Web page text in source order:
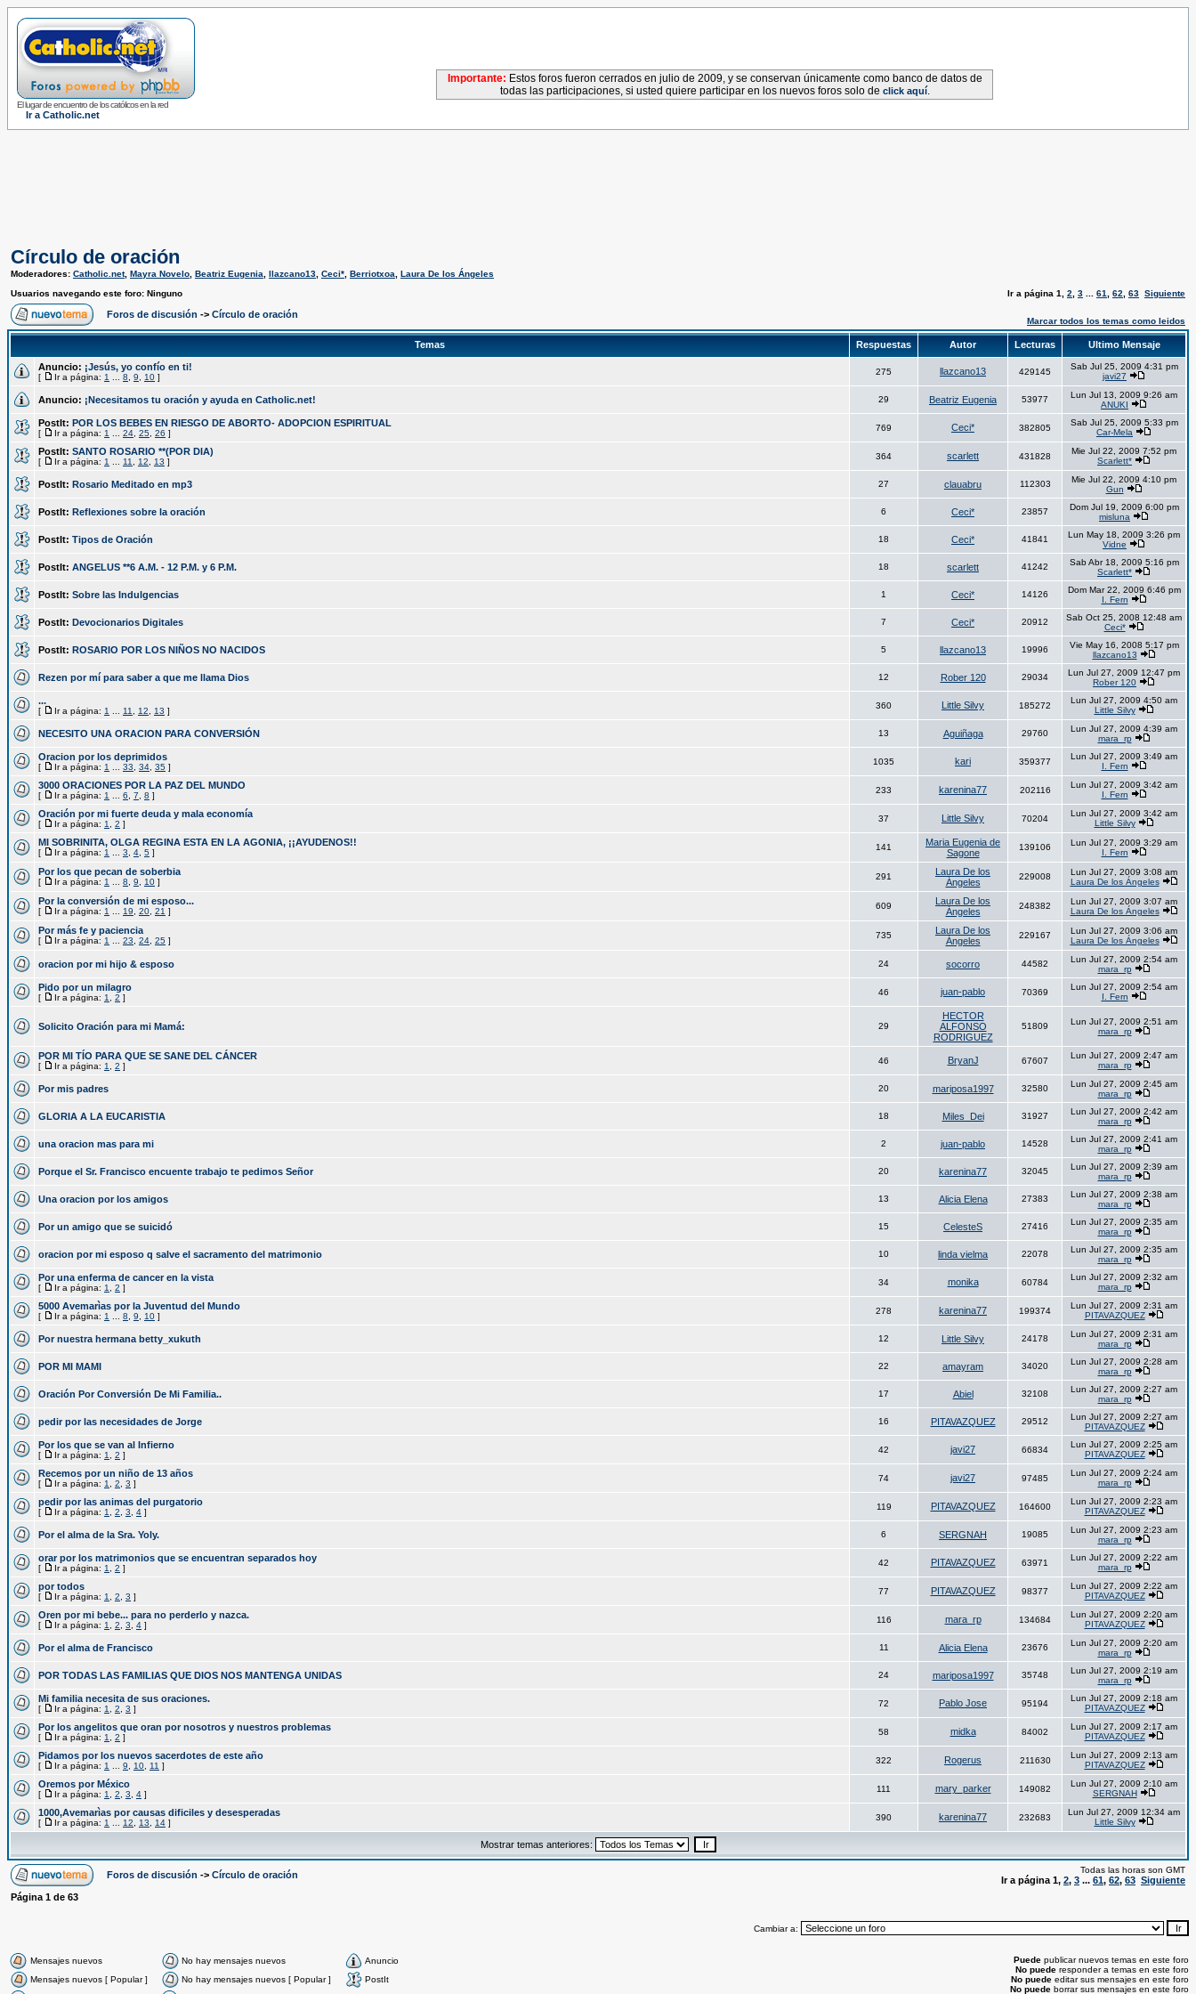
El lugar de encuentro de los católicos en la red
Ir a Catholic.net
Importante: Estos foros fueron cerrados en julio de 2009, y se conservan únicamente como banco de datos de
todas las participaciones, si usted quiere participar en los nuevos foros solo de click aquí.
Círculo de oración
Moderadores: Catholic.net, Mayra Novelo Beatriz Eugenia llazcano13 Ceci* Berriotxoa
Laura De los Ángeles
Usuarios navegando este foro: Ninguno
Ir a página 1 2 3 61 62 63 Siguiente
Foros de discusión -> Círculo de oración
Marcar todos los temas como leidos
Temas Respuestas Autor Lecturas Ultimo Mensaje
Anuncio: ¡Jesús, yo confío en ti!
[ Ir a página: 1 8 9 10 ]
275 llazcano13 429145
Sab Jul 25, 2009 4:31 pm
javi27
Anuncio: ¡Necesitamos tu oración y ayuda en Catholic.net! 29 Beatriz Eugenia 53977
Lun Jul 13, 2009 9:26 am
ANUKI
PostIt: POR LOS BEBES EN RIESGO DE ABORTO- ADOPCION ESPIRITUAL
[ Ir a página: 1 24 25 26 ]
769 Ceci* 382805
Sab Jul 25, 2009 5:33 pm
Car-Mela
PostIt: SANTO ROSARIO **(POR DIA)
[ Ir a página: 1 11 12 13 ]
364 scarlett 431828
Mie Jul 22, 2009 7:52 pm
Scarlett*
PostIt: Rosario Meditado en mp3 27 clauabru 112303
Mie Jul 22, 2009 4:10 pm
Gun
PostIt: Reflexiones sobre la oración 6 Ceci* 23857
Dom Jul 19, 2009 6:00 pm
misluna
PostIt: Tipos de Oración 18 Ceci* 41841
Lun May 18, 2009 3:26 pm
Vidne
PostIt: ANGELUS **6 A.M. - 12 P.M. y 6 P.M. 18 scarlett 41242
Sab Abr 18, 2009 5:16 pm
Scarlett*
PostIt: Sobre las Indulgencias 1 Ceci* 14126
Dom Mar 22, 2009 6:46 pm
I. Fern
PostIt: Devocionarios Digitales 7 Ceci* 20912
Sab Oct 25, 2008 12:48 am
Ceci*
PostIt: ROSARIO POR LOS NIÑOS NO NACIDOS 5 llazcano13 19996
Vie May 16, 2008 5:17 pm
llazcano13
Rezen por mí para saber a que me llama Dios 12 Rober 120 29034
Lun Jul 27, 2009 12:47 pm
Rober 120
...
[ Ir a página: 1 11 12 13 ]
360 Little Silvy 185272
Lun Jul 27, 2009 4:50 am
Little Silvy
NECESITO UNA ORACION PARA CONVERSIÓN 13 Aguiñaga 29760
Lun Jul 27, 2009 4:39 am
mara_rp
Oracion por los deprimidos
[ Ir a página: 1 33 34 35 ]
1035 kari 359377
Lun Jul 27, 2009 3:49 am
I. Fern
3000 ORACIONES POR LA PAZ DEL MUNDO
[ Ir a página: 1 6 7 8 ]
233 karenina77 202116
Lun Jul 27, 2009 3:42 am
I. Fern
Oración por mi fuerte deuda y mala economía
[ Ir a página: 1 2 ]
37 Little Silvy 70204
Lun Jul 27, 2009 3:42 am
Little Silvy
MI SOBRINITA, OLGA REGINA ESTA EN LA AGONIA, ¡¡AYUDENOS!!
[ Ir a página: 1 3 4 5 ]
141
Maria Eugenia de
Sagone
139106
Lun Jul 27, 2009 3:29 am
I. Fern
Por los que pecan de soberbia
[ Ir a página: 1 8 9 10 ]
291
Laura De los
Ángeles
229008
Lun Jul 27, 2009 3:08 am
Laura De los Ángeles
Por la conversión de mi esposo...
[ Ir a página: 1 19 20 21 ]
609
Laura De los
Ángeles
248382
Lun Jul 27, 2009 3:07 am
Laura De los Ángeles
Por más fe y paciencia
[ Ir a página: 1 23 24 25 ]
735
Laura De los
Ángeles
229167
Lun Jul 27, 2009 3:06 am
Laura De los Ángeles
oracion por mi hijo & esposo 24 socorro 44582
Lun Jul 27, 2009 2:54 am
mara_rp
Pido por un milagro
[ Ir a página: 1 2 ]
46 juan-pablo 70369
Lun Jul 27, 2009 2:54 am
I. Fern
Solicito Oración para mi Mamá: 29
HECTOR
ALFONSO
RODRIGUEZ
51809
Lun Jul 27, 2009 2:51 am
mara_rp
POR MI TÍO PARA QUE SE SANE DEL CÁNCER
[ Ir a página: 1 2 ]
46 BryanJ 67607
Lun Jul 27, 2009 2:47 am
mara_rp
Por mis padres 20 mariposa1997 32580
Lun Jul 27, 2009 2:45 am
mara_rp
GLORIA A LA EUCARISTIA 18 Miles_Dei 31927
Lun Jul 27, 2009 2:42 am
mara_rp
una oracion mas para mi 2 juan-pablo 14528
Lun Jul 27, 2009 2:41 am
mara_rp
Porque el Sr. Francisco encuente trabajo te pedimos Señor 20 karenina77 32045
Lun Jul 27, 2009 2:39 am
mara_rp
Una oracion por los amigos 13 Alicia Elena 27383
Lun Jul 27, 2009 2:38 am
mara_rp
Por un amigo que se suicidó 15 CelesteS 27416
Lun Jul 27, 2009 2:35 am
mara_rp
oracion por mi esposo q salve el sacramento del matrimonio 10 linda vielma 22078
Lun Jul 27, 2009 2:35 am
mara_rp
Por una enferma de cancer en la vista
[ Ir a página: 1 2 ]
34 monika 60784
Lun Jul 27, 2009 2:32 am
mara_rp
5000 Avemarìas por la Juventud del Mundo
[ Ir a página: 1 8 9 10 ]
278 karenina77 199374
Lun Jul 27, 2009 2:31 am
PITAVAZQUEZ
Por nuestra hermana betty_xukuth 12 Little Silvy 24178
Lun Jul 27, 2009 2:31 am
mara_rp
POR MI MAMI 22 amayram 34020
Lun Jul 27, 2009 2:28 am
mara_rp
Oración Por Conversión De Mi Familia.. 17 Abiel 32108
Lun Jul 27, 2009 2:27 am
mara_rp
pedir por las necesidades de Jorge 16 PITAVAZQUEZ 29512
Lun Jul 27, 2009 2:27 am
PITAVAZQUEZ
Por los que se van al Infierno
[ Ir a página: 1 2 ]
42 javi27 66834
Lun Jul 27, 2009 2:25 am
PITAVAZQUEZ
Recemos por un niño de 13 años
[ Ir a página: 1 2 3 ]
74 javi27 97485
Lun Jul 27, 2009 2:24 am
mara_rp
pedir por las animas del purgatorio
[ Ir a página: 1 2 3 4 ]
119 PITAVAZQUEZ 164600
Lun Jul 27, 2009 2:23 am
PITAVAZQUEZ
Por el alma de la Sra. Yoly. 6 SERGNAH 19085
Lun Jul 27, 2009 2:23 am
mara_rp
orar por los matrimonios que se encuentran separados hoy
[ Ir a página: 1 2 ]
42 PITAVAZQUEZ 63971
Lun Jul 27, 2009 2:22 am
mara_rp
por todos
[ Ir a página: 1 2 3 ]
77 PITAVAZQUEZ 98377
Lun Jul 27, 2009 2:22 am
PITAVAZQUEZ
Oren por mi bebe... para no perderlo y nazca.
[ Ir a página: 1 2 3 4 ]
116 mara_rp 134684
Lun Jul 27, 2009 2:20 am
PITAVAZQUEZ
Por el alma de Francisco 11 Alicia Elena 23676
Lun Jul 27, 2009 2:20 am
mara_rp
POR TODAS LAS FAMILIAS QUE DIOS NOS MANTENGA UNIDAS 24 mariposa1997 35748
Lun Jul 27, 2009 2:19 am
mara_rp
Mi familia necesita de sus oraciones.
[ Ir a página: 1 2 3 ]
72 Pablo Jose 95194
Lun Jul 27, 2009 2:18 am
PITAVAZQUEZ
Por los angelitos que oran por nosotros y nuestros problemas
[ Ir a página: 1 2 ]
58 midka 84002
Lun Jul 27, 2009 2:17 am
PITAVAZQUEZ
Pidamos por los nuevos sacerdotes de este año
[ Ir a página: 1 9 10 11 ]
322 Rogerus 211630
Lun Jul 27, 2009 2:13 am
PITAVAZQUEZ
Oremos por México
[ Ir a página: 1 2 3 4 ]
111 mary_parker 149082
Lun Jul 27, 2009 2:10 am
SERGNAH
1000,Avemarìas por causas dificiles y desesperadas
[ Ir a página: 1 12 13 14 ]
390 karenina77 232683
Lun Jul 27, 2009 12:34 am
Little Silvy
Mostrar temas anteriores:
Foros de discusión -> Círculo de oración Todas las horas son GMT
Ir a página 1, 2, 3 ... 61, 62, 63 Siguiente
Página 1 de 63
Cambiar a:
Mensajes nuevos No hay mensajes nuevos
Anuncio
Mensajes nuevos [ Popular ]
No hay mensajes nuevos [ Popular ]
PostIt
Puede publicar nuevos temas en este foro
No puede responder a temas en este foro
No puede editar sus mensajes en este foro
No puede borrar sus mensajes en este foro